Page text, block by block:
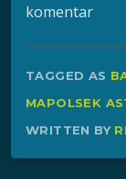
komentar
TAGGED AS
MAPOLSEK
WRITTEN BY